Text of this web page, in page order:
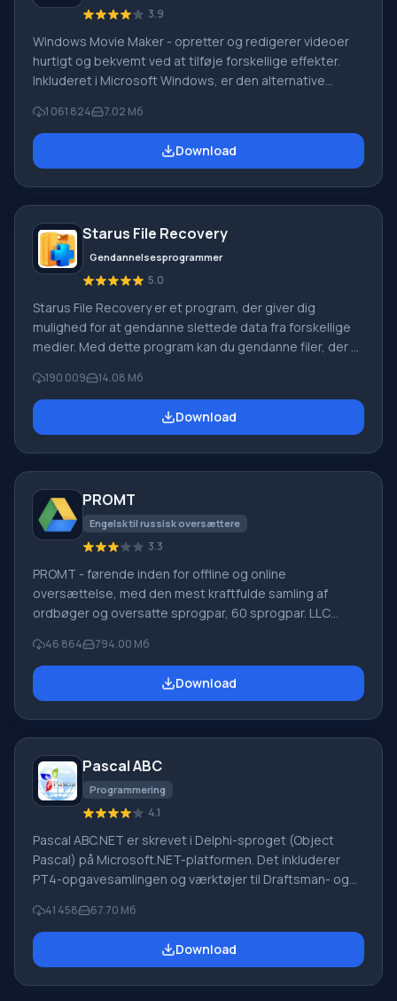
3.9
Windows Movie Maker - opretter og redigerer videoer
hurtigt og bekvemt ved at tilføje forskellige effekter.
Inkluderet i Microsoft Windows, er den alternative
Live-softwarepakke fra Microsoft. Funktioner i Windows
Movie Maker: Optag video fra forskellige kilder
(videokameraer, mobiltelefoner, digitale videokameraer,
1 061 824 7.02 Мб
Download
Starus File Recovery
Gendannelsesprogrammer
5.0
Starus File Recovery er et program, der giver dig
mulighed for at gendanne slettede data fra forskellige
medier. Med dette program kan du gendanne filer, der er
slettet uden om papirkurven, skjult af ondsindet
software, mistet på grund af softwarefejl, fuldstændig
tømning af papirkurven, formatering eller sletning af
190 009 14.08 Мб
Download
PROMT
Engelsk til russisk oversættere
3.3
PROMT - førende inden for offline og online
oversættelse, med den mest kraftfulde samling af
ordbøger og oversatte sprogpar, 60 sprogpar. LLC
oversættelsessystemer til private brugere og
virksomheder. PROMT-software giver oversættelse af
enhver tekst ved hjælp af indbyggede ordbøger,
udenlandsk firma
46 864 794.00 Мб
Download
Pascal ABC
Programmering
4.1
Pascal ABC.NET er skrevet i Delphi-sproget (Object
Pascal) på Microsoft.NET-platformen. Det inkluderer
PT4-opgavesamlingen og værktøjer til Draftsman- og
lærer programmering. Hovedformålet med Pascal
ABC.NET-programmeringssystemet er at studere og
undervise i moderne programmeringssprog. Funktioner
41 458 67.70 Мб
Download